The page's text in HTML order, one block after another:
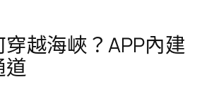
越海峽？APP內建
道